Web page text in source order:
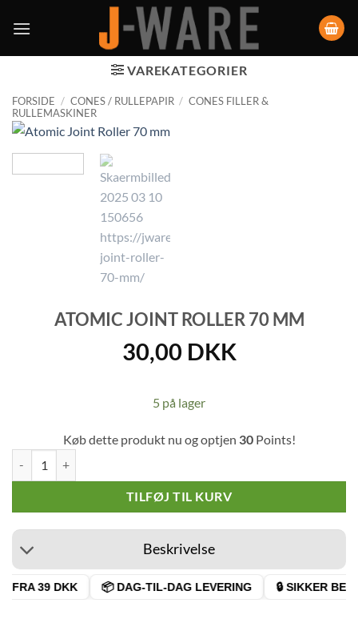
VAREKATEGORIER
FORSIDE / CONES / RULLEPAPIR / CONES FILLER &
RULLEMASKINER
ATOMIC JOINT ROLLER 70 MM
30,00 DKK
5 på lager
Køb dette produkt nu og optjen 30Points!
TILFØJ TIL KURV
Beskrivelse
39 DKK 📦 DAG-TIL-DAG LEVERING 🔒 SIKKER